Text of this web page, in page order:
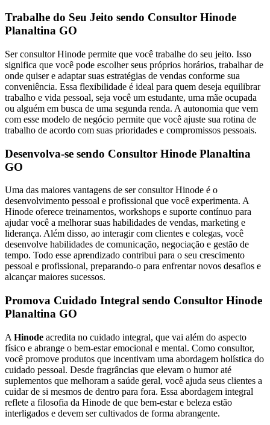
Trabalhe do Seu Jeito sendo Consultor Hinode
Planaltina GO
Ser consultor Hinode permite que você trabalhe do seu jeito. Isso
significa que você pode escolher seus próprios horários, trabalhar de
onde quiser e adaptar suas estratégias de vendas conforme sua
conveniência. Essa flexibilidade é ideal para quem deseja equilibrar
trabalho e vida pessoal, seja você um estudante, uma mãe ocupada
ou alguém em busca de uma segunda renda. A autonomia que vem
com esse modelo de negócio permite que você ajuste sua rotina de
trabalho de acordo com suas prioridades e compromissos pessoais.
Desenvolva-se sendo Consultor Hinode Planaltina
GO
Uma das maiores vantagens de ser consultor Hinode é o
desenvolvimento pessoal e profissional que você experimenta. A
Hinode oferece treinamentos, workshops e suporte contínuo para
ajudar você a melhorar suas habilidades de vendas, marketing e
liderança. Além disso, ao interagir com clientes e colegas, você
desenvolve habilidades de comunicação, negociação e gestão de
tempo. Todo esse aprendizado contribui para o seu crescimento
pessoal e profissional, preparando-o para enfrentar novos desafios e
alcançar maiores sucessos.
Promova Cuidado Integral sendo Consultor Hinode
Planaltina GO
A Hinode acredita no cuidado integral, que vai além do aspecto
físico e abrange o bem-estar emocional e mental. Como consultor,
você promove produtos que incentivam uma abordagem holística do
cuidado pessoal. Desde fragrâncias que elevam o humor até
suplementos que melhoram a saúde geral, você ajuda seus clientes a
cuidar de si mesmos de dentro para fora. Essa abordagem integral
reflete a filosofia da Hinode de que bem-estar e beleza estão
interligados e devem ser cultivados de forma abrangente.